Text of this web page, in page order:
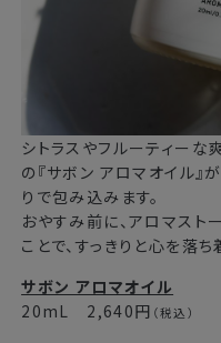
シトラスやフルーティーな
の『サボン アロマオイル
りで包み込みます。
おやすみ前に、アロマスト
ことで、すっきりと心を落
サボン アロマオイル
20mL 2,640円 （税込）